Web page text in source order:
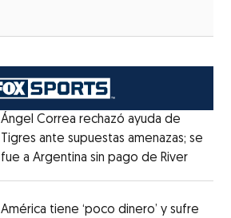
Ángel Correa rechazó ayuda de
Tigres ante supuestas amenazas; se
fue a Argentina sin pago de RiverOpens
América tiene ‘poco dinero’ y sufre